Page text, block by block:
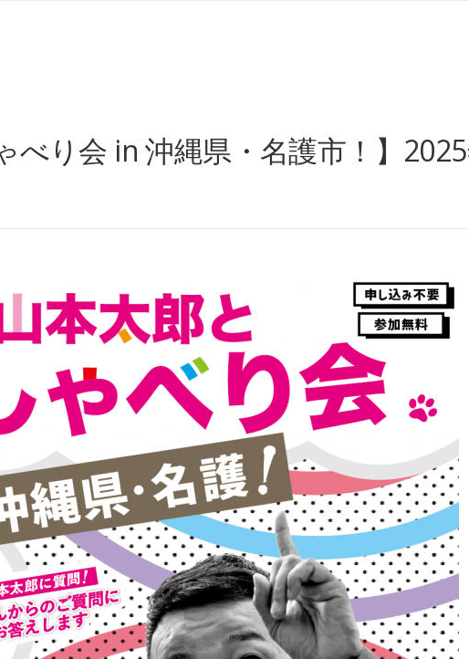
べり会 in 沖縄県・名護市！】